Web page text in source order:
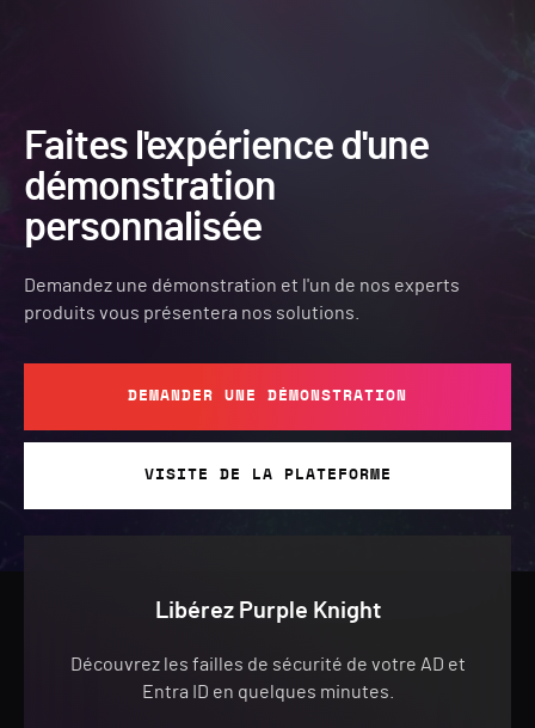
Faites l'expérience d'une
démonstration
personnalisée
Demandez une démonstration et l'un de nos experts
produits vous présentera nos solutions.
DEMANDER UNE DÉMONSTRATION
VISITE DE LA PLATEFORME
Libérez Purple Knight
Découvrez les failles de sécurité de votre AD et
Entra ID en quelques minutes.